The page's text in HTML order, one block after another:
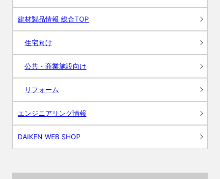
建材製品情報 総合TOP
住宅向け
公共・商業施設向け
リフォーム
エンジニアリング情報
DAIKEN WEB SHOP